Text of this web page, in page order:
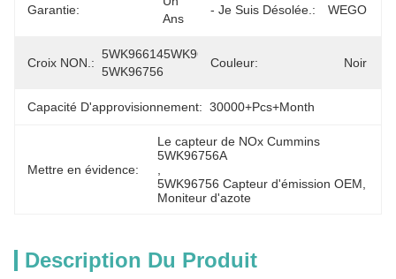
Garantie:
Ans
- Je Suis Désolée.: WEGO
Croix NON.:
5WK966145WK96756A
5WK96756
Couleur: Noir
Capacité D'approvisionnement: 30000+Pcs+Month
Mettre en évidence:
Le capteur de NOx Cummins
5WK96756A
5WK96756 Capteur d'émission OEM
Moniteur d'azote
Description Du Produit